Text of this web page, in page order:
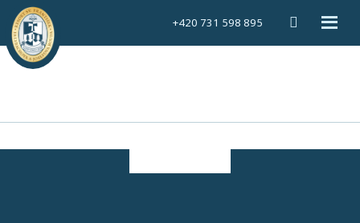
+420 731 598 895